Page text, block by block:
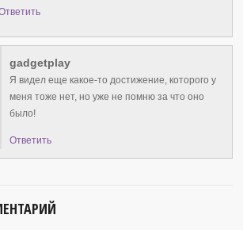
gadgetplay
Я видел еще какое-то достижение, которого у
меня тоже нет, но уже не помню за что оно
было!
Ответить